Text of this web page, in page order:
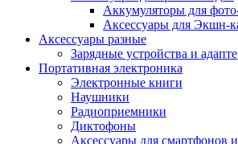
Аккумуляторы для
Аксессуары для Экшн-
Аксессуары разные
Зарядные устройства и
Портативная электроника
Электронные книги
Наушники
Радиоприемники
Диктофоны
Аксессуары для смартфонов